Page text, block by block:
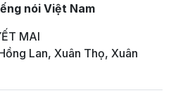
nói Việt Nam
MAI
Lan, Xuân Thọ, Xuân